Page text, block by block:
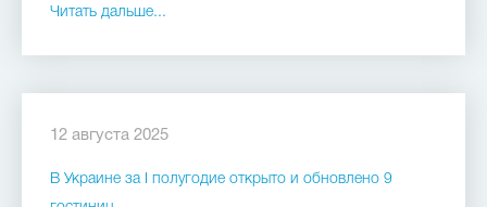
Читать дальше...
12 августа 2025
В Украине за I полугодие открыто и обновлено 9